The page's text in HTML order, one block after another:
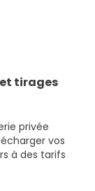
tirages
privée
vos
à des tarifs